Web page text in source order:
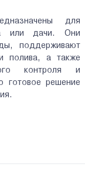
для
или дачи. Они
поддерживают
полива, а также
контроля и
готовое решение